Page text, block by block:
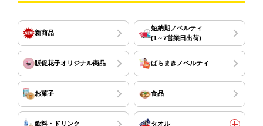
新商品
短納期ノベルティ
(1～7営業日出荷)
販促花子オリジナル商品 ばらまきノベルティ
お菓子 食品
飲料・ドリンク タオル